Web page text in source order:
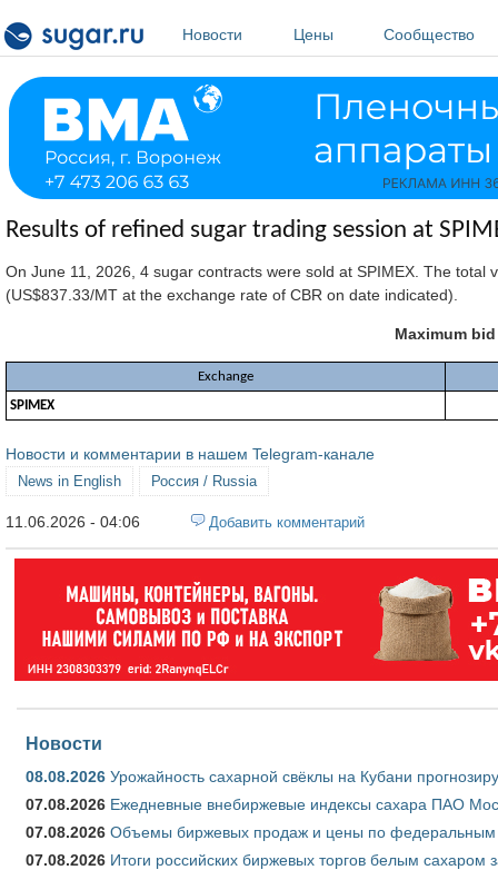
Новости
Цены Сообщество
Results of refined sugar trading session at
On June 11, 2026, 4 sugar contracts were sold at SPIMEX. The
(US$837.33/MT at the exchange rate of CBR on date indicated).
Maximum
Exchange
SPIMEX
Новости и комментарии в нашем Telegram-канале
News in English Россия / Russia
11.06.2026 - 04:06 Добавить комментарий
Новости
08.08.2026 Урожайность сахарной свёклы на Кубани
07.08.2026 Ежедневные внебиржевые индексы сахара ПАО
07.08.2026 Объемы биржевых продаж и цены по федеральным
07.08.2026 Итоги российских биржевых торгов белым сахаром